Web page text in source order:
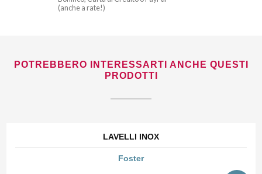
(anche a rate!)
POTREBBERO INTERESSARTI ANCHE QUESTI
PRODOTTI
LAVELLI INOX
Foster